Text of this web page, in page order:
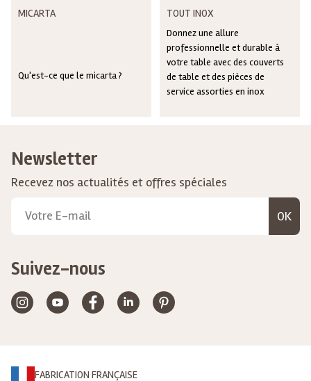
MICARTA
Qu'est-ce que le micarta ?
TOUT INOX
Donnez une allure
professionnelle et durable à
votre table avec des couverts
de table et des pièces de
service assorties en inox
Newsletter
Recevez nos actualités et offres spéciales
OK
Suivez-nous
FABRICATION FRANÇAISE